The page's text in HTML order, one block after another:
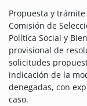
Propuesta y
Comisión de
Política Social y
provisional de
solicitudes
indicación de la
denegadas, con
caso.